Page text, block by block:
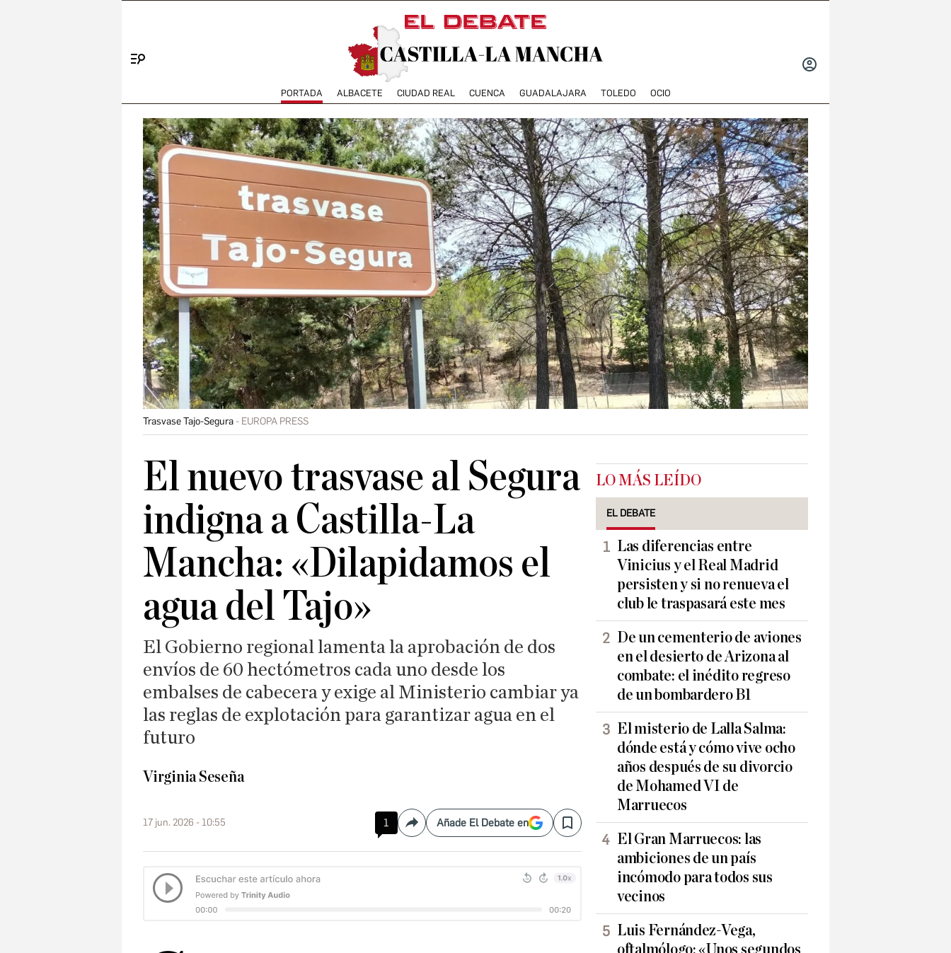
PORTADA ALBACETE CIUDAD REAL CUENCA GUADALAJARA TOLEDO OCIO
Trasvase Tajo-Segura EUROPA PRESS
El nuevo trasvase al Segura
indigna a Castilla-La
Mancha: «Dilapidamos el
agua del Tajo»
El Gobierno regional lamenta la aprobación de dos
envíos de 60 hectómetros cada uno desde los
embalses de cabecera y exige al Ministerio cambiar ya
las reglas de explotación para garantizar agua en el
futuro
Virginia Seseña
17 jun. 2026 - 10:55 1 CompartirAñade El Debate en Save
LO MÁS LEÍDO
EL DEBATE
Las diferencias entre
Vinicius y el Real Madrid
persisten y si no renueva el
club le traspasará este mes
De un cementerio de aviones
en el desierto de Arizona al
combate: el inédito regreso
de un bombardero B1
El misterio de Lalla Salma:
dónde está y cómo vive ocho
años después de su divorcio
de Mohamed VI de
Marruecos
El Gran Marruecos: las
ambiciones de un país
incómodo para todos sus
vecinos
Luis Fernández-Vega,